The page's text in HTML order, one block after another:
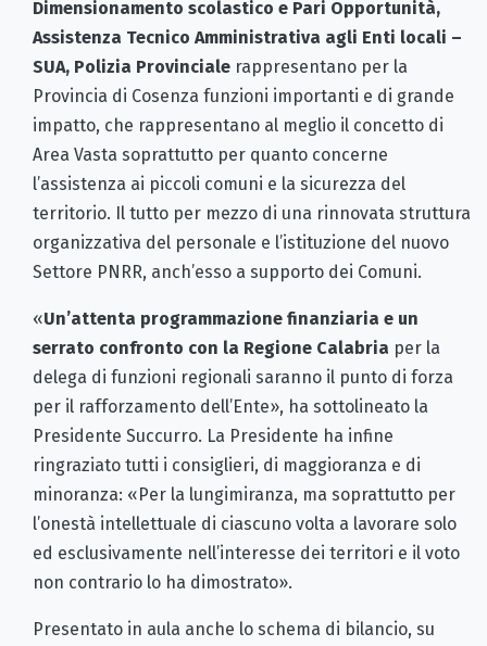
Dimensionamento scolastico e Pari Opportunità,
Assistenza Tecnico Amministrativa agli Enti locali –
SUA, Polizia Provinciale rappresentano per la
Provincia di Cosenza funzioni importanti e di grande
impatto, che rappresentano al meglio il concetto di
Area Vasta soprattutto per quanto concerne
l’assistenza ai piccoli comuni e la sicurezza del
territorio. Il tutto per mezzo di una rinnovata struttura
organizzativa del personale e l’istituzione del nuovo
Settore PNRR, anch’esso a supporto dei Comuni.
«Un’attenta programmazione finanziaria e un
serrato confronto con la Regione Calabria per la
delega di funzioni regionali saranno il punto di forza
per il rafforzamento dell’Ente», ha sottolineato la
Presidente Succurro. La Presidente ha infine
ringraziato tutti i consiglieri, di maggioranza e di
minoranza: «Per la lungimiranza, ma soprattutto per
l’onestà intellettuale di ciascuno volta a lavorare solo
ed esclusivamente nell’interesse dei territori e il voto
non contrario lo ha dimostrato».
Presentato in aula anche lo schema di bilancio, su